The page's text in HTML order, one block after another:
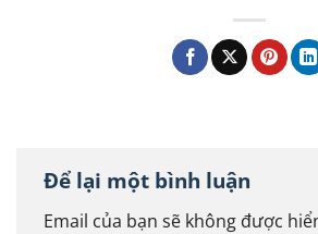
Để lại một bình luận
Email của bạn sẽ không được